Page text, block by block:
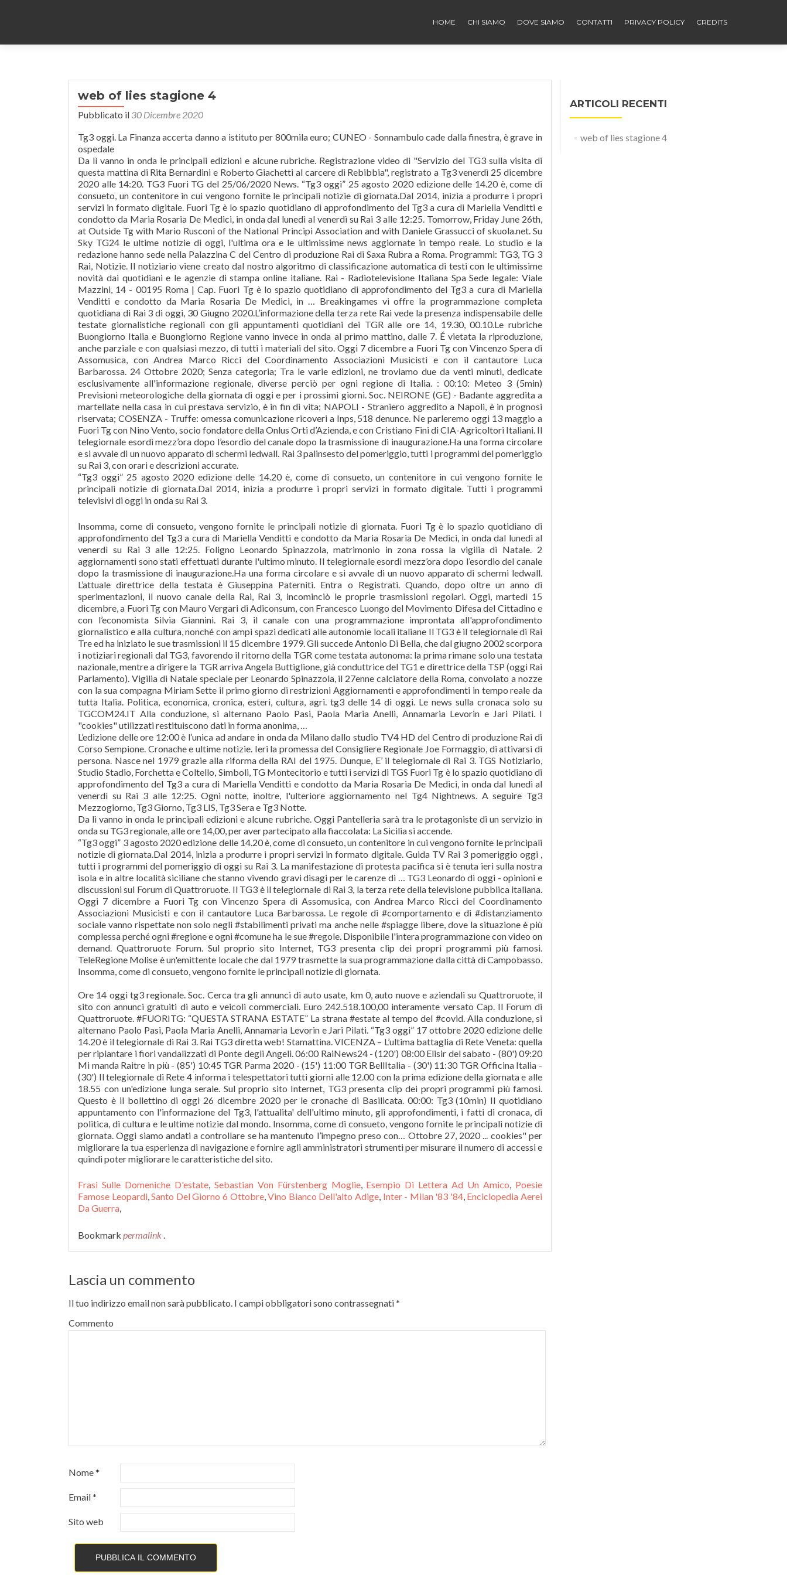
HOME CHI SIAMO DOVE SIAMO CONTATTI PRIVACY POLICY CREDITS
web of lies stagione 4
Pubblicato il 30 Dicembre 2020
Tg3 oggi. La Finanza accerta danno a istituto per 800mila euro; CUNEO - Sonnambulo cade dalla finestra, è grave in
ospedale
Da lì vanno in onda le principali edizioni e alcune rubriche. Registrazione video di "Servizio del TG3 sulla visita di
questa mattina di Rita Bernardini e Roberto Giachetti al carcere di Rebibbia", registrato a Tg3 venerdì 25 dicembre
2020 alle 14:20. TG3 Fuori TG del 25/06/2020 News. “Tg3 oggi” 25 agosto 2020 edizione delle 14.20 è, come di
consueto, un contenitore in cui vengono fornite le principali notizie di giornata.Dal 2014, inizia a produrre i propri
servizi in formato digitale. Fuori Tg è lo spazio quotidiano di approfondimento del Tg3 a cura di Mariella Venditti e
condotto da Maria Rosaria De Medici, in onda dal lunedì al venerdì su Rai 3 alle 12:25. Tomorrow, Friday June 26th,
at Outside Tg with Mario Rusconi of the National Principi Association and with Daniele Grassucci of skuola.net. Su
Sky TG24 le ultime notizie di oggi, l'ultima ora e le ultimissime news aggiornate in tempo reale. Lo studio e la
redazione hanno sede nella Palazzina C del Centro di produzione Rai di Saxa Rubra a Roma. Programmi: TG3, TG 3
Rai, Notizie. Il notiziario viene creato dal nostro algoritmo di classificazione automatica di testi con le ultimissime
novità dai quotidiani e le agenzie di stampa online italiane. Rai - Radiotelevisione Italiana Spa Sede legale: Viale
Mazzini, 14 - 00195 Roma | Cap. Fuori Tg è lo spazio quotidiano di approfondimento del Tg3 a cura di Mariella
Venditti e condotto da Maria Rosaria De Medici, in … Breakingames vi offre la programmazione completa
quotidiana di Rai 3 di oggi, 30 Giugno 2020.L’informazione della terza rete Rai vede la presenza indispensabile delle
testate giornalistiche regionali con gli appuntamenti quotidiani dei TGR alle ore 14, 19.30, 00.10.Le rubriche
Buongiorno Italia e Buongiorno Regione vanno invece in onda al primo mattino, dalle 7. É vietata la riproduzione,
anche parziale e con qualsiasi mezzo, di tutti i materiali del sito. Oggi 7 dicembre a Fuori Tg con Vincenzo Spera di
Assomusica, con Andrea Marco Ricci del Coordinamento Associazioni Musicisti e con il cantautore Luca
Barbarossa. 24 Ottobre 2020; Senza categoria; Tra le varie edizioni, ne troviamo due da venti minuti, dedicate
esclusivamente all'informazione regionale, diverse perciò per ogni regione di Italia. : 00:10: Meteo 3 (5min)
Previsioni meteorologiche della giornata di oggi e per i prossimi giorni. Soc. NEIRONE (GE) - Badante aggredita a
martellate nella casa in cui prestava servizio, è in fin di vita; NAPOLI - Straniero aggredito a Napoli, è in prognosi
riservata; COSENZA - Truffe: omessa comunicazione ricoveri a Inps, 518 denunce. Ne parleremo oggi 13 maggio a
Fuori Tg con Nino Vento, socio fondatore della Onlus Orti d’Azienda, e con Cristiano Fini di CIA-Agricoltori Italiani. Il
telegiornale esordì mezz’ora dopo l’esordio del canale dopo la trasmissione di inaugurazione.Ha una forma circolare
e si avvale di un nuovo apparato di schermi ledwall. Rai 3 palinsesto del pomeriggio, tutti i programmi del pomeriggio
su Rai 3, con orari e descrizioni accurate.
“Tg3 oggi” 25 agosto 2020 edizione delle 14.20 è, come di consueto, un contenitore in cui vengono fornite le
principali notizie di giornata.Dal 2014, inizia a produrre i propri servizi in formato digitale. Tutti i programmi
televisivi di oggi in onda su Rai 3.
Insomma, come di consueto, vengono fornite le principali notizie di giornata. Fuori Tg è lo spazio quotidiano di
approfondimento del Tg3 a cura di Mariella Venditti e condotto da Maria Rosaria De Medici, in onda dal lunedì al
venerdì su Rai 3 alle 12:25. Foligno Leonardo Spinazzola, matrimonio in zona rossa la vigilia di Natale. 2
aggiornamenti sono stati effettuati durante l'ultimo minuto. Il telegiornale esordì mezz’ora dopo l’esordio del canale
dopo la trasmissione di inaugurazione.Ha una forma circolare e si avvale di un nuovo apparato di schermi ledwall.
L’attuale direttrice della testata è Giuseppina Paterniti. Entra o Registrati. Quando, dopo oltre un anno di
sperimentazioni, il nuovo canale della Rai, Rai 3, incominciò le proprie trasmissioni regolari. Oggi, martedì 15
dicembre, a Fuori Tg con Mauro Vergari di Adiconsum, con Francesco Luongo del Movimento Difesa del Cittadino e
con l’economista Silvia Giannini. Rai 3, il canale con una programmazione improntata all'approfondimento
giornalistico e alla cultura, nonché con ampi spazi dedicati alle autonomie locali italiane Il TG3 è il telegiornale di Rai
Tre ed ha iniziato le sue trasmissioni il 15 dicembre 1979. Gli succede Antonio Di Bella, che dal giugno 2002 scorpora
i notiziari regionali dal TG3, favorendo il ritorno della TGR come testata autonoma: la prima rimane solo una testata
nazionale, mentre a dirigere la TGR arriva Angela Buttiglione, già conduttrice del TG1 e direttrice della TSP (oggi Rai
Parlamento). Vigilia di Natale speciale per Leonardo Spinazzola, il 27enne calciatore della Roma, convolato a nozze
con la sua compagna Miriam Sette il primo giorno di restrizioni Aggiornamenti e approfondimenti in tempo reale da
tutta Italia. Politica, economica, cronica, esteri, cultura, agri. tg3 delle 14 di oggi. Le news sulla cronaca solo su
TGCOM24.IT Alla conduzione, si alternano Paolo Pasi, Paola Maria Anelli, Annamaria Levorin e Jari Pilati. I
"cookies" utilizzati restituiscono dati in forma anonima, …
L’edizione delle ore 12:00 è l’unica ad andare in onda da Milano dallo studio TV4 HD del Centro di produzione Rai di
Corso Sempione. Cronache e ultime notizie. Ieri la promessa del Consigliere Regionale Joe Formaggio, di attivarsi di
persona. Nasce nel 1979 grazie alla riforma della RAI del 1975. Dunque, E’ il telegiornale di Rai 3. TGS Notiziario,
Studio Stadio, Forchetta e Coltello, Simboli, TG Montecitorio e tutti i servizi di TGS Fuori Tg è lo spazio quotidiano di
approfondimento del Tg3 a cura di Mariella Venditti e condotto da Maria Rosaria De Medici, in onda dal lunedì al
venerdì su Rai 3 alle 12:25. Ogni notte, inoltre, l'ulteriore aggiornamento nel Tg4 Nightnews. A seguire Tg3
Mezzogiorno, Tg3 Giorno, Tg3 LIS, Tg3 Sera e Tg3 Notte.
Da lì vanno in onda le principali edizioni e alcune rubriche. Oggi Pantelleria sarà tra le protagoniste di un servizio in
onda su TG3 regionale, alle ore 14,00, per aver partecipato alla fiaccolata: La Sicilia si accende.
“Tg3 oggi” 3 agosto 2020 edizione delle 14.20 è, come di consueto, un contenitore in cui vengono fornite le principali
notizie di giornata.Dal 2014, inizia a produrre i propri servizi in formato digitale. Guida TV Rai 3 pomeriggio oggi ,
tutti i programmi del pomeriggio di oggi su Rai 3. La manifestazione di protesta pacifica si è tenuta ieri sulla nostra
isola e in altre località siciliane che stanno vivendo gravi disagi per le carenze di … TG3 Leonardo di oggi - opinioni e
discussioni sul Forum di Quattroruote. Il TG3 è il telegiornale di Rai 3, la terza rete della televisione pubblica italiana.
Oggi 7 dicembre a Fuori Tg con Vincenzo Spera di Assomusica, con Andrea Marco Ricci del Coordinamento
Associazioni Musicisti e con il cantautore Luca Barbarossa. Le regole di #comportamento e di #distanziamento
sociale vanno rispettate non solo negli #stabilimenti privati ma anche nelle #spiagge libere, dove la situazione è più
complessa perché ogni #regione e ogni #comune ha le sue #regole. Disponibile l'intera programmazione con video on
demand. Quattroruote Forum. Sul proprio sito Internet, TG3 presenta clip dei propri programmi più famosi.
TeleRegione Molise è un'emittente locale che dal 1979 trasmette la sua programmazione dalla città di Campobasso.
Insomma, come di consueto, vengono fornite le principali notizie di giornata.
Ore 14 oggi tg3 regionale. Soc. Cerca tra gli annunci di auto usate, km 0, auto nuove e aziendali su Quattroruote, il
sito con annunci gratuiti di auto e veicoli commerciali. Euro 242.518.100,00 interamente versato Cap. Il Forum di
Quattroruote. #FUORITG: “QUESTA STRANA ESTATE” La strana #estate al tempo del #covid. Alla conduzione, si
alternano Paolo Pasi, Paola Maria Anelli, Annamaria Levorin e Jari Pilati. “Tg3 oggi” 17 ottobre 2020 edizione delle
14.20 è il telegiornale di Rai 3. Rai TG3 diretta web! Stamattina. VICENZA – L’ultima battaglia di Rete Veneta: quella
per ripiantare i fiori vandalizzati di Ponte degli Angeli. 06:00 RaiNews24 - (120') 08:00 Elisir del sabato - (80') 09:20
Mi manda Raitre in più - (85') 10:45 TGR Parma 2020 - (15') 11:00 TGR BellItalia - (30') 11:30 TGR Officina Italia -
(30') Il telegiornale di Rete 4 informa i telespettatori tutti giorni alle 12.00 con la prima edizione della giornata e alle
18.55 con un'edizione lunga serale. Sul proprio sito Internet, TG3 presenta clip dei propri programmi più famosi.
Questo è il bollettino di oggi 26 dicembre 2020 per le cronache di Basilicata. 00:00: Tg3 (10min) Il quotidiano
appuntamento con l'informazione del Tg3, l'attualita' dell'ultimo minuto, gli approfondimenti, i fatti di cronaca, di
politica, di cultura e le ultime notizie dal mondo. Insomma, come di consueto, vengono fornite le principali notizie di
giornata. Oggi siamo andati a controllare se ha mantenuto l’impegno preso con… Ottobre 27, 2020 ... cookies" per
migliorare la tua esperienza di navigazione e fornire agli amministratori strumenti per misurare il numero di accessi e
quindi poter migliorare le caratteristiche del sito.
Frasi Sulle Domeniche D'estate, Sebastian Von Fürstenberg Moglie, Esempio Di Lettera Ad Un Amico, Poesie
Famose Leopardi,Santo Del Giorno 6 Ottobre,Vino Bianco Dell'alto Adige, Inter - Milan '83 '84, Enciclopedia Aerei
Da Guerra,
Bookmark permalink .
Lascia un commento
Il tuo indirizzo email non sarà pubblicato. I campi obbligatori sono contrassegnati*
Commento
Nome*
Email*
Sito web
ARTICOLI RECENTI
web of lies stagione 4